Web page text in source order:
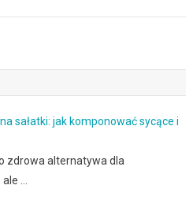
sałatki: jak komponować sycące i
zdrowa alternatywa dla
ale …